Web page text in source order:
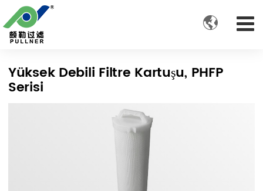

Yüksek Debili Filtre Kartuşu, PHFP
Serisi